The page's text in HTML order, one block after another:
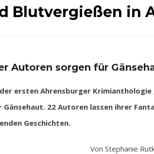
Blutvergießen in
Autoren sorgen für
der ersten Ahrensburger
Gänsehaut. 22 Autoren lassen ihrer
Geschichten.
Von Stephanie